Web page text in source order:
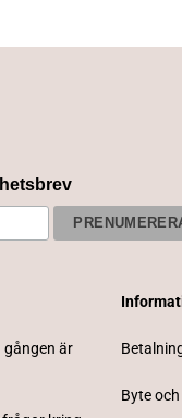
är
Byte